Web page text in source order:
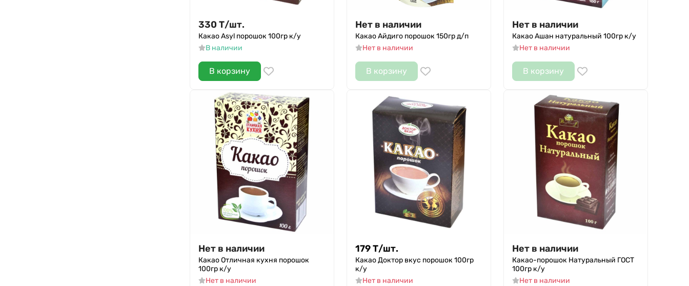
330 Т/шт.
Какао Asyl порошок 100гр к/у
В наличии
В корзину
Нет в наличии
Какао Айдиго порошок 150гр д/п
Нет в наличии
В корзину
Нет в наличии
Какао Ашан натуральный 100гр к/у
Нет в наличии
В корзину
Нет в наличии
Какао Отличная кухня порошок
100гр к/у
Нет в наличии
179Т/шт.
Какао Доктор вкус порошок 100гр
к/у
Нет в наличии
Нет в наличии
Какао-порошок Натуральный ГОСТ
100гр к/у
Нет в наличии